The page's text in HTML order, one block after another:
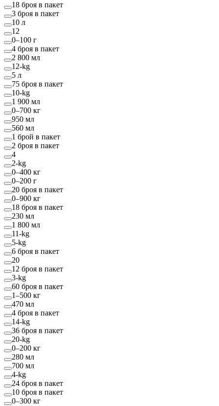
18 броя в пакет
3 броя в пакет
10 л
12
0–100 г
4 броя в пакет
2 800 мл
12-kg
5 л
75 броя в пакет
10-kg
1 900 мл
0–700 кг
950 мл
560 мл
1 брой в пакет
2 броя в пакет
4
2-kg
0–400 кг
0–200 г
20 броя в пакет
0–900 кг
18 броя в пакет
230 мл
1 800 мл
11-kg
5-kg
6 броя в пакет
20
12 броя в пакет
3-kg
60 броя в пакет
1–500 кг
470 мл
4 броя в пакет
14-kg
36 броя в пакет
20-kg
0–200 кг
280 мл
700 мл
4-kg
24 броя в пакет
10 броя в пакет
0–300 кг